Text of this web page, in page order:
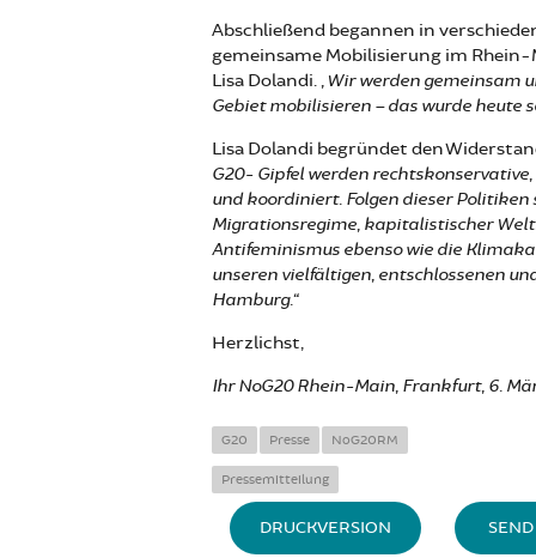
Abschließend begannen in
gemeinsame Mobilisierung im Rhein-
Lisa Dolandi. „Wir werden gemeinsam
Gebiet mobilisieren – das wurde heute
Lisa Dolandi begründet den
G20- Gipfel werden
und koordiniert. Folgen dieser
Migrationsregime, kapitalistischer
Antifeminismus ebenso wie die
unseren vielfältigen, entschlossenen
Hamburg.“
Herzlichst,
Ihr NoG20 Rhein-Main, Frankfurt, 6.
G20 Presse NoG20RM
Pressemitteilung
DRUCKVERSION